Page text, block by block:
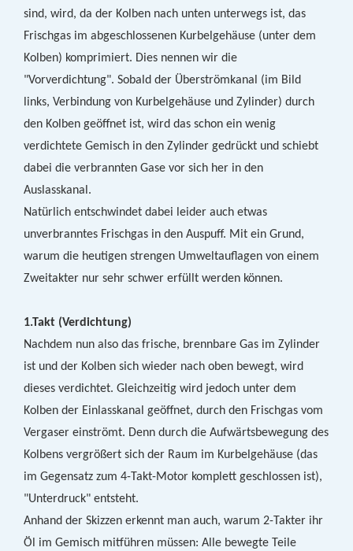
sind, wird, da der Kolben nach unten unterwegs ist, das
Frischgas im abgeschlossenen Kurbelgehäuse (unter dem
Kolben) komprimiert. Dies nennen wir die
"Vorverdichtung". Sobald der Überströmkanal (im Bild
links, Verbindung von Kurbelgehäuse und Zylinder) durch
den Kolben geöffnet ist, wird das schon ein wenig
verdichtete Gemisch in den Zylinder gedrückt und schiebt
dabei die verbrannten Gase vor sich her in den
Auslasskanal.
Natürlich entschwindet dabei leider auch etwas
unverbranntes Frischgas in den Auspuff. Mit ein Grund,
warum die heutigen strengen Umweltauflagen von einem
Zweitakter nur sehr schwer erfüllt werden können.
1.Takt (Verdichtung)
Nachdem nun also das frische, brennbare Gas im Zylinder
ist und der Kolben sich wieder nach oben bewegt, wird
dieses verdichtet. Gleichzeitig wird jedoch unter dem
Kolben der Einlasskanal geöffnet, durch den Frischgas vom
Vergaser einströmt. Denn durch die Aufwärtsbewegung des
Kolbens vergrößert sich der Raum im Kurbelgehäuse (das
im Gegensatz zum 4-Takt-Motor komplett geschlossen ist),
"Unterdruck" entsteht.
Anhand der Skizzen erkennt man auch, warum 2-Takter ihr
Öl im Gemisch mitführen müssen: Alle bewegte Teile